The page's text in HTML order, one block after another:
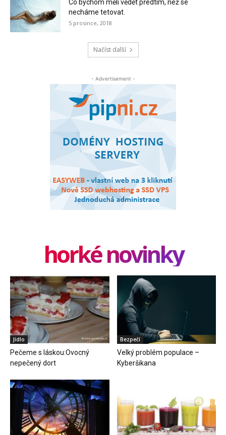
Co bychom měli vědět předtím, než se
necháme tetovat.
5 prosince, 2018
Načíst další
- Advertisement -
horké novinky
Jídlo
Pečeme s láskou:Ovocný
nepečený dort
Bezpečí
Velký problém populace –
Kyberšikana